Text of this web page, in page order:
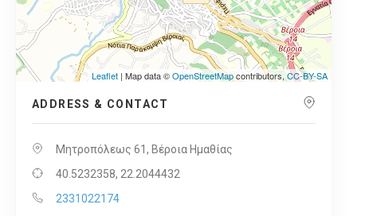
Leaflet | Map data ©OpenStreetMapcontributors,CC-BY-SA
ADDRESS & CONTACT
Μητροπόλεως 61, Βέροια Ημαθίας
40.5232358, 22.2044432
2331022174